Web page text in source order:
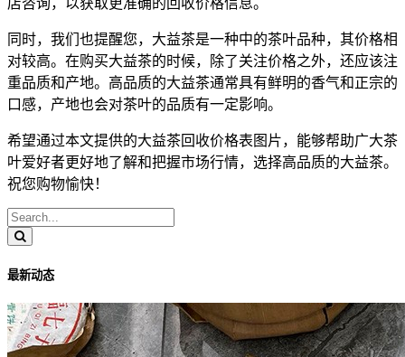
店咨询，以获取更准确的回收价格信息。
同时，我们也提醒您，大益茶是一种中的茶叶品种，其价格相
对较高。在购买大益茶的时候，除了关注价格之外，还应该注
重品质和产地。高品质的大益茶通常具有鲜明的香气和正宗的
口感，产地也会对茶叶的品质有一定影响。
希望通过本文提供的大益茶回收价格表图片，能够帮助广大茶
叶爱好者更好地了解和把握市场行情，选择高品质的大益茶。
祝您购物愉快！
最新动态